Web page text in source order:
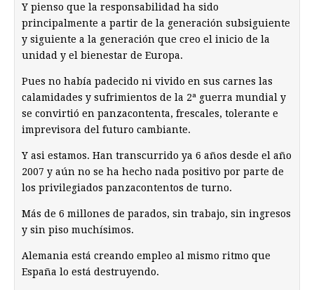
Y pienso que la responsabilidad ha sido
principalmente a partir de la generación subsiguiente
y siguiente a la generación que creo el inicio de la
unidad y el bienestar de Europa.
Pues no había padecido ni vivido en sus carnes las
calamidades y sufrimientos de la 2ª guerra mundial y
se convirtió en panzacontenta, frescales, tolerante e
imprevisora del futuro cambiante.
Y asi estamos. Han transcurrido ya 6 años desde el año
2007 y aún no se ha hecho nada positivo por parte de
los privilegiados panzacontentos de turno.
Más de 6 millones de parados, sin trabajo, sin ingresos
y sin piso muchísimos.
Alemania está creando empleo al mismo ritmo que
España lo está destruyendo.